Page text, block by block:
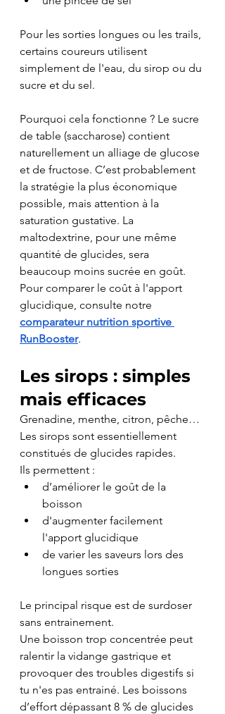
Pour les sorties longues ou les trails,
certains coureurs utilisent
simplement de l'eau, du sirop ou du
sucre et du sel.
Pourquoi cela fonctionne ? Le sucre
de table (saccharose) contient
naturellement un alliage de glucose
et de fructose. C’est probablement
la stratégie la plus économique
possible, mais attention à la
saturation gustative. La
maltodextrine, pour une même
quantité de glucides, sera
beaucoup moins sucrée en goût.
Pour comparer le coût à l'apport
glucidique, consulte notre
comparateur nutrition sportive
RunBooster.
Les sirops : simples
mais efficaces
Grenadine, menthe, citron, pêche…
Les sirops sont essentiellement
constitués de glucides rapides.
Ils permettent :
d’améliorer le goût de la
boisson
d'augmenter facilement
l'apport glucidique
de varier les saveurs lors des
longues sorties
Le principal risque est de surdoser
sans entrainement.
Une boisson trop concentrée peut
ralentir la vidange gastrique et
provoquer des troubles digestifs si
tu n'es pas entrainé. Les boissons
d’effort dépassant 8 % de glucides